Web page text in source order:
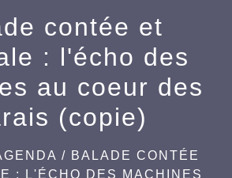
contée et
: l'écho des
au coeur des
(copie)
/ BALADE CONTÉE
: L'ÉCHO DES MACHINES